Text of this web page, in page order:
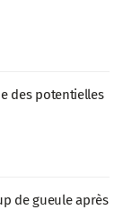
des potentielles
de gueule après